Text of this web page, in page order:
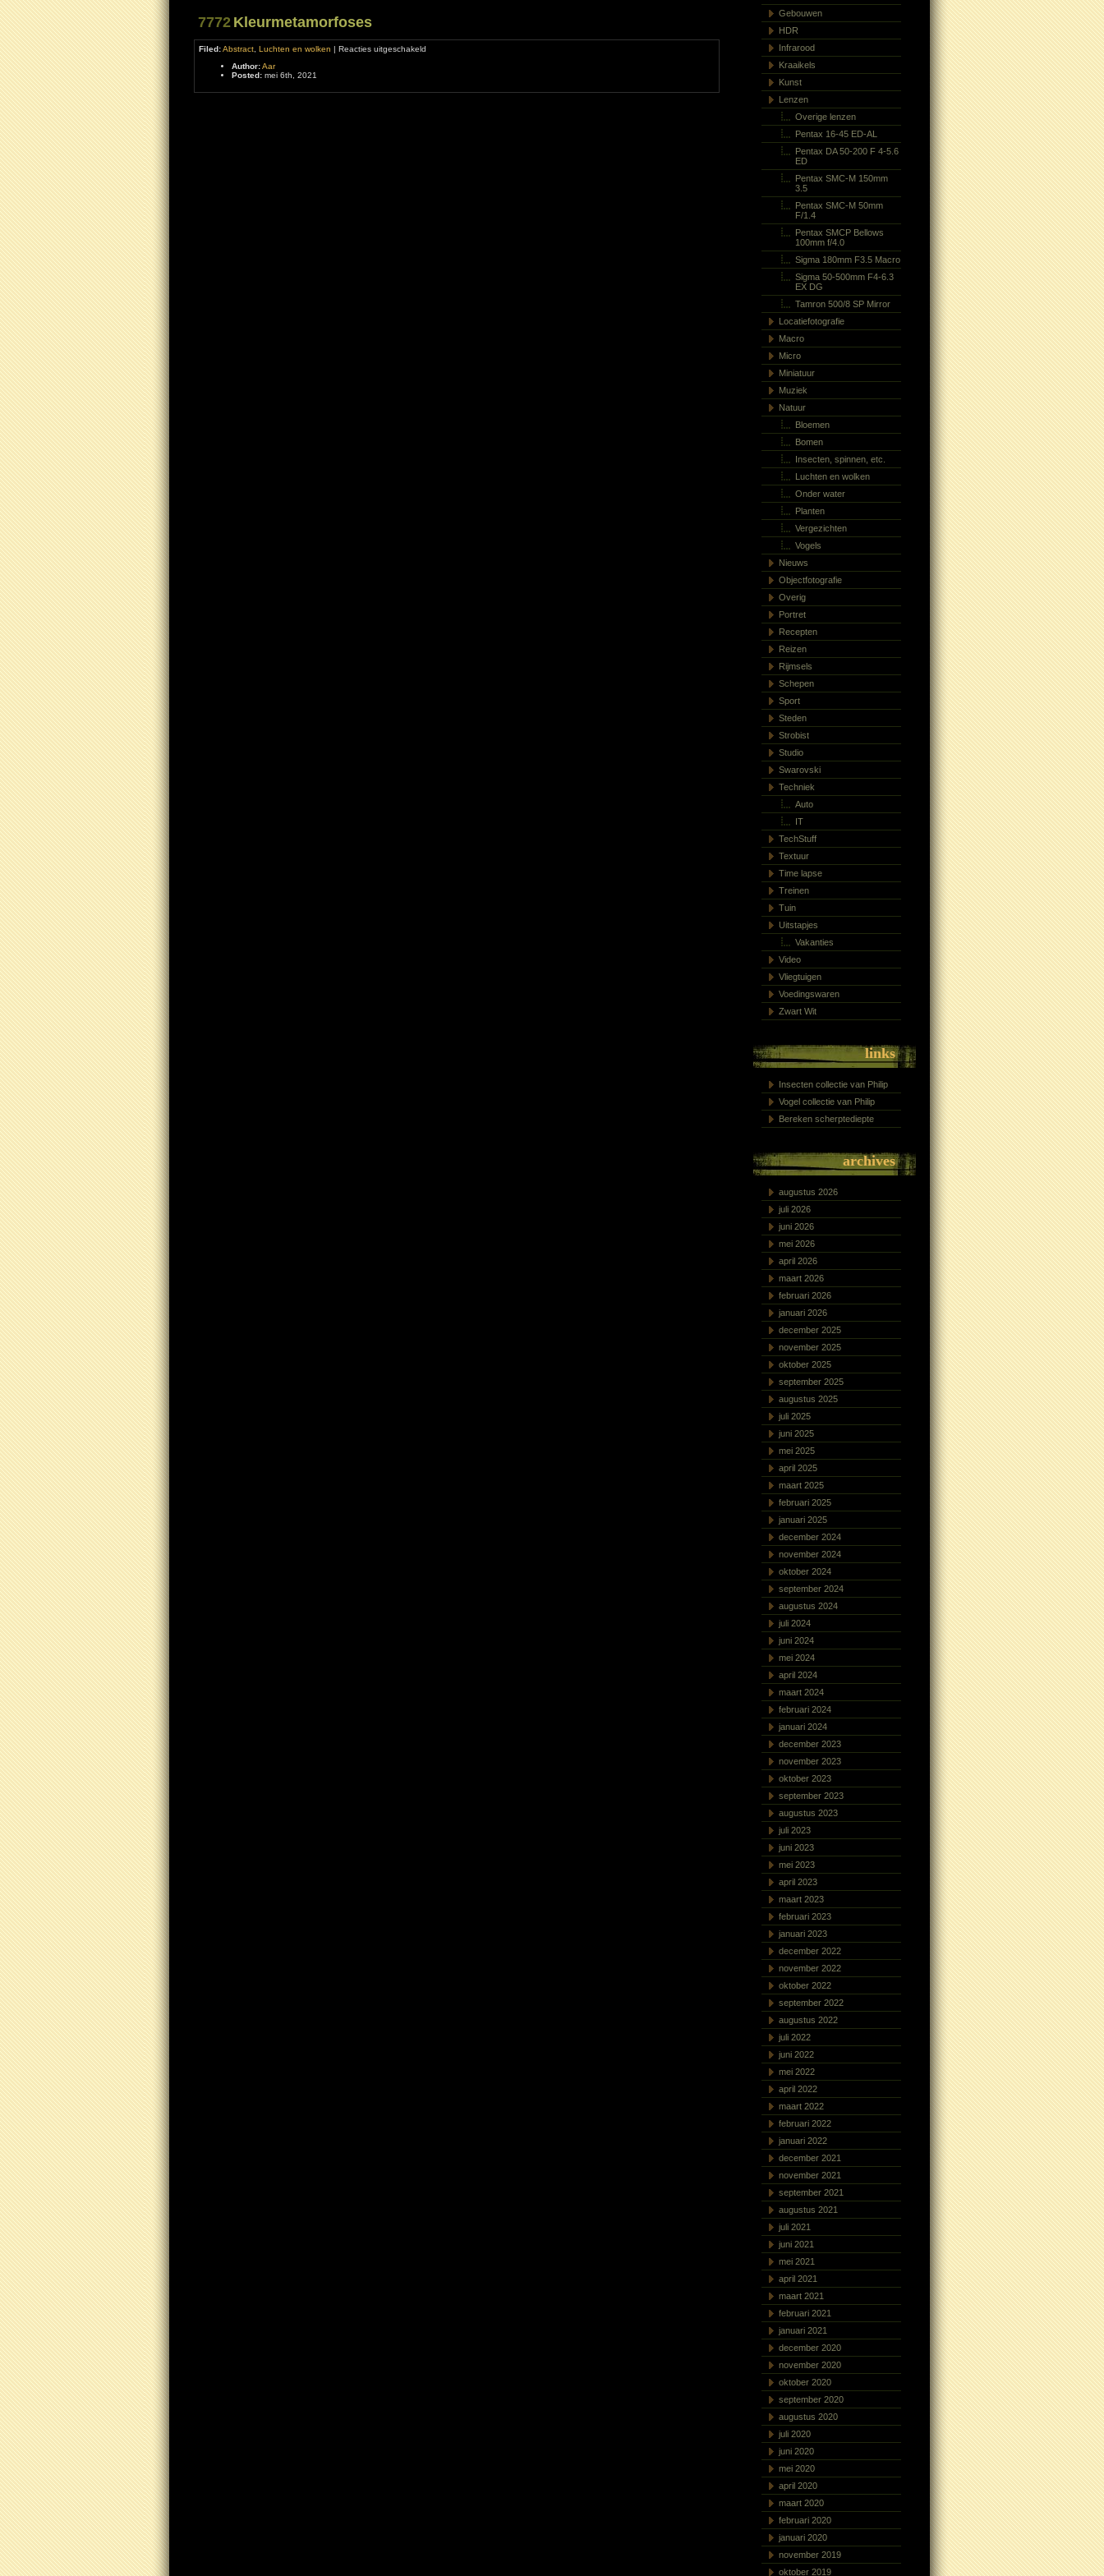
7772 Kleurmetamorfoses
Filed: Abstract, Luchten en wolken | Reacties uitgeschakeldvoor
Author: Aar
Posted:mei 6th, 2021
Gebouwen
HDR
Infrarood
Kraaikels
Kunst
Lenzen
Overige lenzen
Pentax 16-45 ED-AL
Pentax DA 50-200 F 4-5.6
ED
Pentax SMC-M 150mm
3.5
Pentax SMC-M 50mm
F/1.4
Pentax SMCP Bellows
100mm f/4.0
Sigma 180mm F3.5 Macro
Sigma 50-500mm F4-6.3
EX DG
Tamron 500/8 SP Mirror
Locatiefotografie
Macro
Micro
Miniatuur
Muziek
Natuur
Bloemen
Bomen
Insecten, spinnen, etc.
Luchten en wolken
Onder water
Planten
Vergezichten
Vogels
Nieuws
Objectfotografie
Overig
Portret
Recepten
Reizen
Rijmsels
Schepen
Sport
Steden
Strobist
Studio
Swarovski
Techniek
Auto
IT
TechStuff
Textuur
Time lapse
Treinen
Tuin
Uitstapjes
Vakanties
Video
Vliegtuigen
Voedingswaren
Zwart Wit
links
Insecten collectie van Philip
Vogel collectie van Philip
Bereken scherptediepte
archives
augustus 2026
juli 2026
juni 2026
mei 2026
april 2026
maart 2026
februari 2026
januari 2026
december 2025
november 2025
oktober 2025
september 2025
augustus 2025
juli 2025
juni 2025
mei 2025
april 2025
maart 2025
februari 2025
januari 2025
december 2024
november 2024
oktober 2024
september 2024
augustus 2024
juli 2024
juni 2024
mei 2024
april 2024
maart 2024
februari 2024
januari 2024
december 2023
november 2023
oktober 2023
september 2023
augustus 2023
juli 2023
juni 2023
mei 2023
april 2023
maart 2023
februari 2023
januari 2023
december 2022
november 2022
oktober 2022
september 2022
augustus 2022
juli 2022
juni 2022
mei 2022
april 2022
maart 2022
februari 2022
januari 2022
december 2021
november 2021
september 2021
augustus 2021
juli 2021
juni 2021
mei 2021
april 2021
maart 2021
februari 2021
januari 2021
december 2020
november 2020
oktober 2020
september 2020
augustus 2020
juli 2020
juni 2020
mei 2020
april 2020
maart 2020
februari 2020
januari 2020
november 2019
oktober 2019